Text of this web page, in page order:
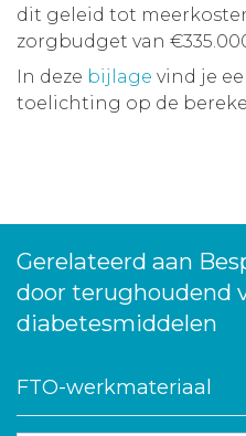
dit geleid tot
zorgbudget van
In deze bijlage vind je
toelichting op de
Gerelateerd aan
door terughoudend
diabetesmiddelen
FTO-werkmateriaal